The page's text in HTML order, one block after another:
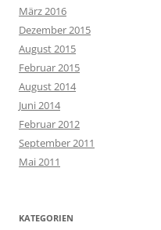
März 2016
Dezember 2015
August 2015
Februar 2015
August 2014
Juni 2014
Februar 2012
September 2011
Mai 2011
KATEGORIEN